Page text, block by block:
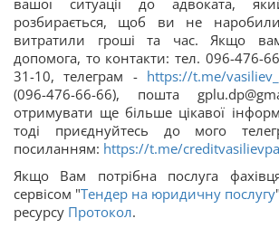
розбирається, щоб ви не
витратили гроші та час. Якщо
допомога, то контакти: тел. 096-476-
31-10, телеграм - https://t.me/
(096-476-66-66), пошта
отримувати ще більше цікавої
тоді приєднуйтесь до мого
посиланням: https://t.me/
Якщо Вам потрібна послуга
сервісом "Тендер на юридичну послугу
ресурсу Протокол.